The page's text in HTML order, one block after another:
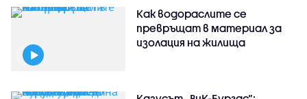
Как водораслите се
превръщат в материал за
изолация на жилища